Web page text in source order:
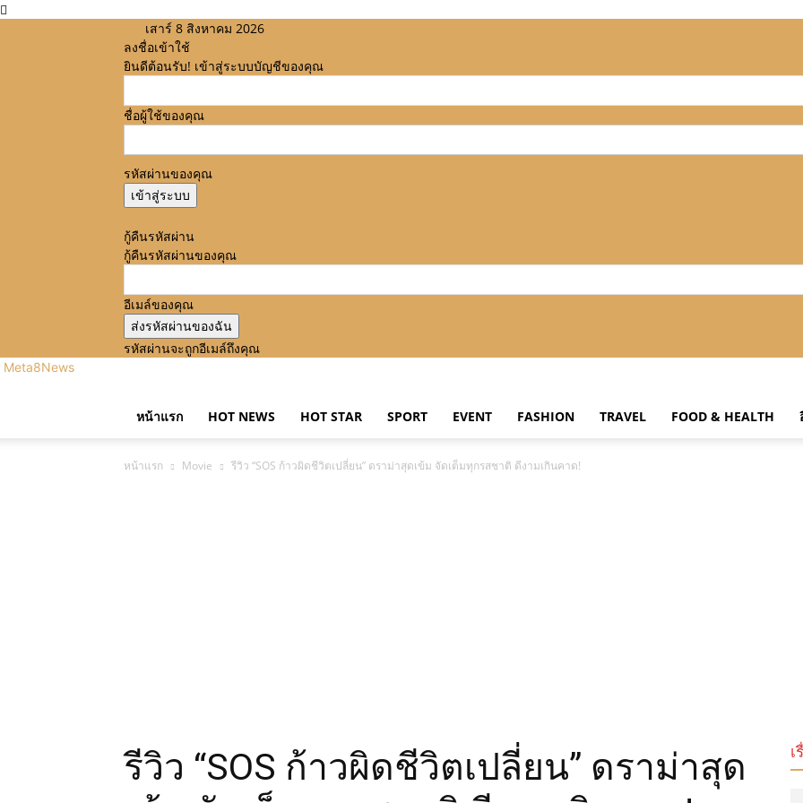
เสาร์ 8 สิงหาคม 2026
ลงชื่อเข้าใช้
ยินดีต้อนรับ! เข้าสู่ระบบบัญชีของคุณ
ชื่อผู้ใช้ของคุณ
รหัสผ่านของคุณ
กู้คืนรหัสผ่าน
กู้คืนรหัสผ่านของคุณ
อีเมล์ของคุณ
รหัสผ่านจะถูกอีเมล์ถึงคุณ
Meta8News
หน้าแรก HOT NEWS HOT STAR SPORT EVENT FASHION TRAVEL FOOD & HEALTH
หน้าแรก Movie รีวิว “SOS ก้าวผิดชีวิตเปลี่ยน” ดราม่าสุดเข้ม จัดเต็มทุกรสชาติ ดีงามเกินคาด!
รีวิว “SOS ก้าวผิดชีวิตเปลี่ยน” ดราม่าสุด
เ